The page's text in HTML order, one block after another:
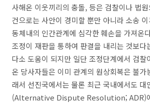
사해온 이웃끼리의 충돌,등은 검찰이나 법
건으로는 사안이 경미할 뿐만 아니라 소송
동체내의 인간관계에 심각한 훼손을 가져온
조정이 재판을 통하여 판결을 내리는 것보다
다소 도움이 되지만 일단 조정단계에서 검찰
온 당사자들은 이미 관계의 원상회복은 불가
래서 선진국에서는 물론 최근 국내에서도 대
(Alternative Dispute Resolution; ADR)